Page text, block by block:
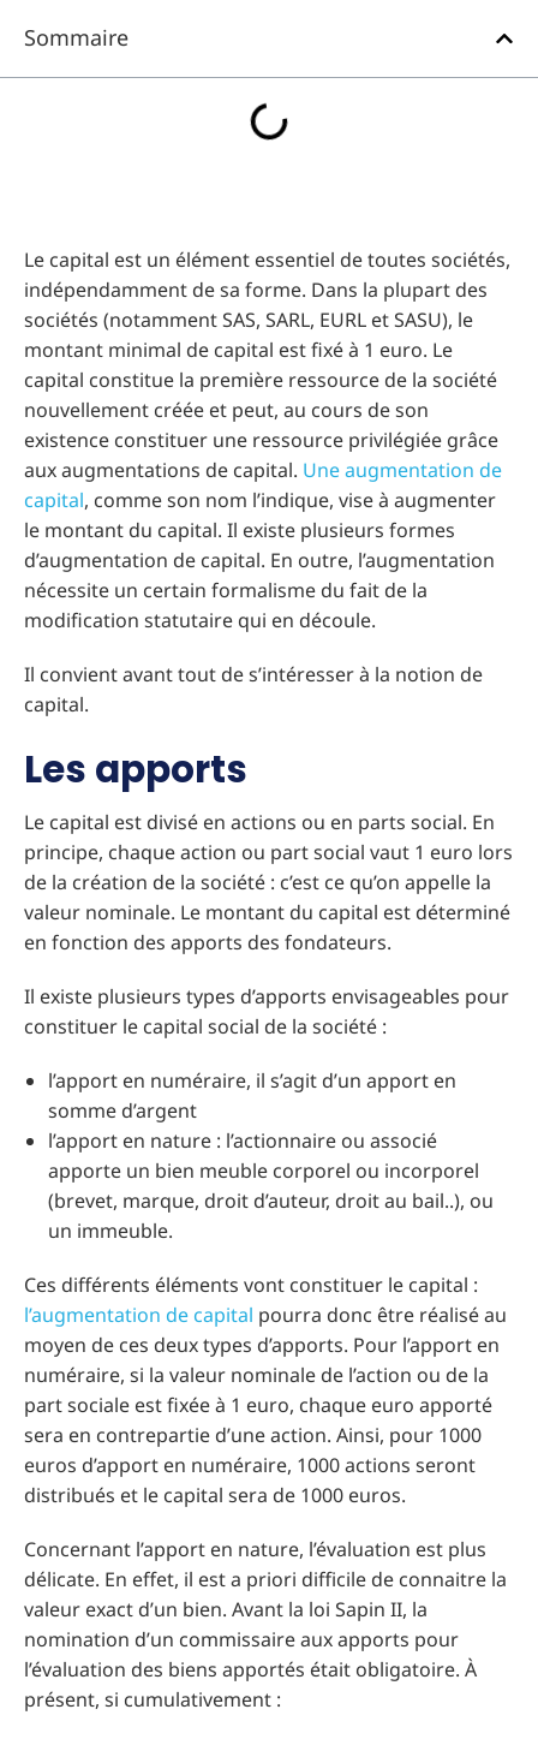
Sommaire
Le capital est un élément essentiel de toutes sociétés,
indépendamment de sa forme. Dans la plupart des
sociétés (notamment SAS, SARL, EURL et SASU), le
montant minimal de capital est fixé à 1 euro. Le
capital constitue la première ressource de la société
nouvellement créée et peut, au cours de son
existence constituer une ressource privilégiée grâce
aux augmentations de capital. Une augmentation de
capital, comme son nom l’indique, vise à augmenter
le montant du capital. Il existe plusieurs formes
d’augmentation de capital. En outre, l’augmentation
nécessite un certain formalisme du fait de la
modification statutaire qui en découle.
Il convient avant tout de s’intéresser à la notion de
capital.
Les apports
Le capital est divisé en actions ou en parts social. En
principe, chaque action ou part social vaut 1 euro lors
de la création de la société : c’est ce qu’on appelle la
valeur nominale. Le montant du capital est déterminé
en fonction des apports des fondateurs.
Il existe plusieurs types d’apports envisageables pour
constituer le capital social de la société :
l’apport en numéraire, il s’agit d’un apport en
somme d’argent
l’apport en nature : l’actionnaire ou associé
apporte un bien meuble corporel ou incorporel
(brevet, marque, droit d’auteur, droit au bail..), ou
un immeuble.
Ces différents éléments vont constituer le capital :
l’augmentation de capital pourra donc être réalisé au
moyen de ces deux types d’apports. Pour l’apport en
numéraire, si la valeur nominale de l’action ou de la
part sociale est fixée à 1 euro, chaque euro apporté
sera en contrepartie d’une action. Ainsi, pour 1000
euros d’apport en numéraire, 1000 actions seront
distribués et le capital sera de 1000 euros.
Concernant l’apport en nature, l’évaluation est plus
délicate. En effet, il est a priori difficile de connaitre la
valeur exact d’un bien. Avant la loi Sapin II, la
nomination d’un commissaire aux apports pour
l’évaluation des biens apportés était obligatoire. À
présent, si cumulativement :